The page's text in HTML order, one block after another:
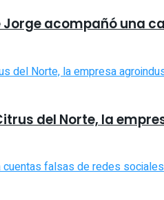
Jorge acompañó una
del Norte, la